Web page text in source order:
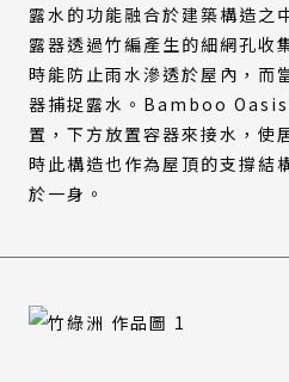
露水的功能融合於建築構造
露器透過竹編產生的細網孔收
時能防止雨水滲透於屋內，而
器捕捉露水。Bamboo Oasis
置，下方放置容器來接水，使
時此構造也作為屋頂的支撐結
於一身。